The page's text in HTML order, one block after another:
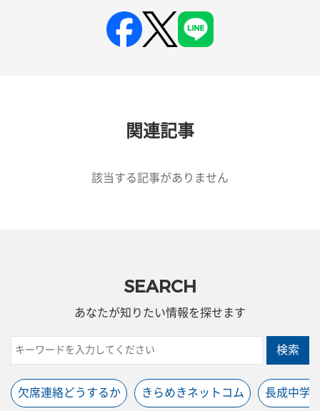
関連記事
該当する記事がありません
SEARCH
あなたが知りたい情報を探せます
検索
欠席連絡どうするか きらめきネットコム 長成中学